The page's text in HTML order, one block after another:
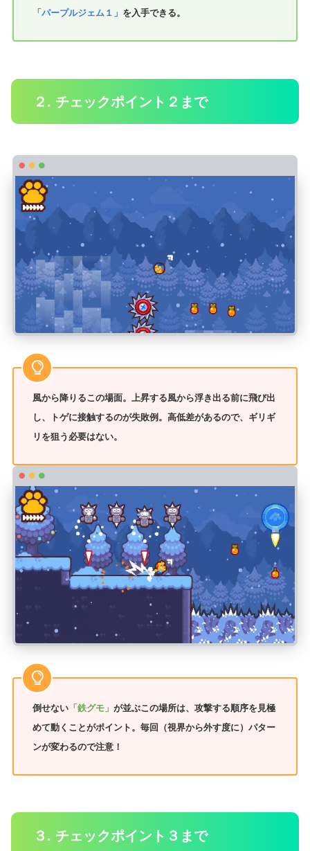
「パープルジェム１」 を入手できる。
２. チェックポイント２まで
風から降りるこの場面。上昇する風から浮き出る前に飛び出
し、トゲに接触するのが失敗例。高低差があるので、ギリギ
リを狙う必要はない。
倒せない「鉄グモ」 が並ぶこの場所は、攻撃する順序を見極
めて動くことがポイント。毎回（視界から外す度に）パター
ンが変わるので注意！
３. チェックポイント３まで